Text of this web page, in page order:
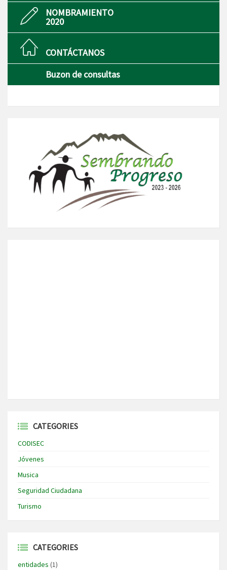
NOMBRAMIENTO
2020
CONTÁCTANOS
Buzon de consultas
CATEGORIES
CODISEC
Jóvenes
Musica
Seguridad Ciudadana
Turismo
CATEGORIES
entidades (1)